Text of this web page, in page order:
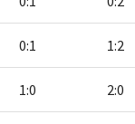
0:1 1:2
1:0 2:0